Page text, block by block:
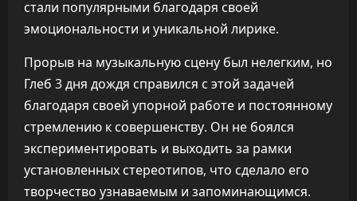
стали популярными благодаря своей
эмоциональности и уникальной лирике.
Прорыв на музыкальную сцену был нелегким, но
Глеб 3 дня дождя справился с этой задачей
благодаря своей упорной работе и постоянному
стремлению к совершенству. Он не боялся
экспериментировать и выходить за рамки
установленных стереотипов, что сделало его
творчество узнаваемым и запоминающимся.